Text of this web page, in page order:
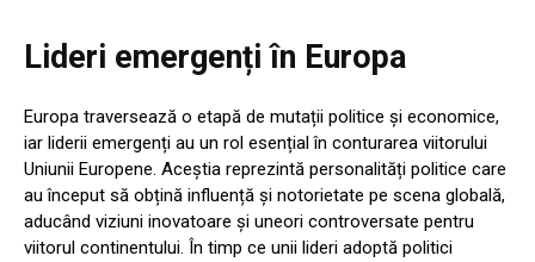
Lideri emergenți în Europa
Europa traversează o etapă de mutații politice și economice,
iar liderii emergenți au un rol esențial în conturarea viitorului
Uniunii Europene. Aceștia reprezintă personalități politice care
au început să obțină influență și notorietate pe scena globală,
aducând viziuni inovatoare și uneori controversate pentru
viitorul continentului. În timp ce unii lideri adoptă politici